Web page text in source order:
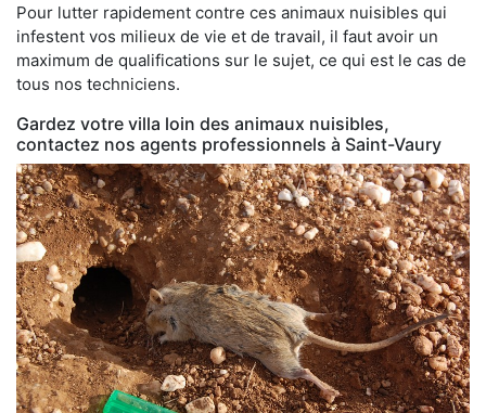
Pour lutter rapidement contre ces animaux nuisibles qui
infestent vos milieux de vie et de travail, il faut avoir un
maximum de qualifications sur le sujet, ce qui est le cas de
tous nos techniciens.
Gardez votre villa loin des animaux nuisibles,
contactez nos agents professionnels à Saint-Vaury